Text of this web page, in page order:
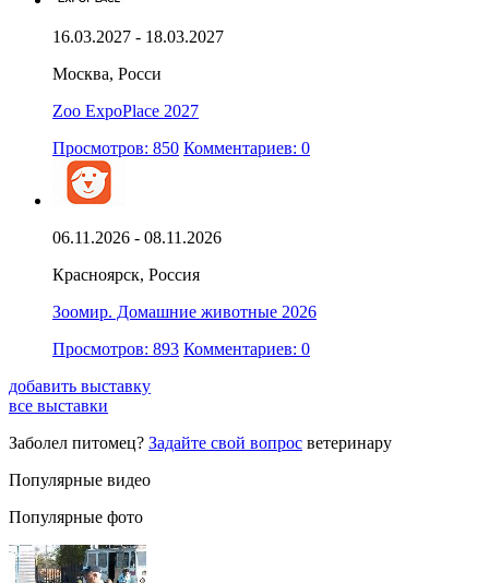
16.03.2027 - 18.03.2027
Москва, Росси
Zoo ExpoPlace 2027
Просмотров: 850 Комментариев: 0
06.11.2026 - 08.11.2026
Красноярск, Россия
Зоомир. Домашние животные 2026
Просмотров: 893 Комментариев: 0
добавить выставку
все выставки
Заболел питомец? Задайте свой вопрос ветеринару
Популярные видео
Популярные фото